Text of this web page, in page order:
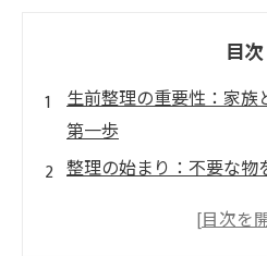
目次
生前整理の重要性：家
第一歩
整理の始まり：不要な物
心の整理：思い出を大切